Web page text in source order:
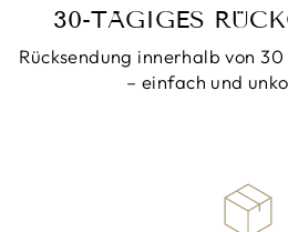
30-TÄGIGES
Rücksendung innerhalb von
– einfach und